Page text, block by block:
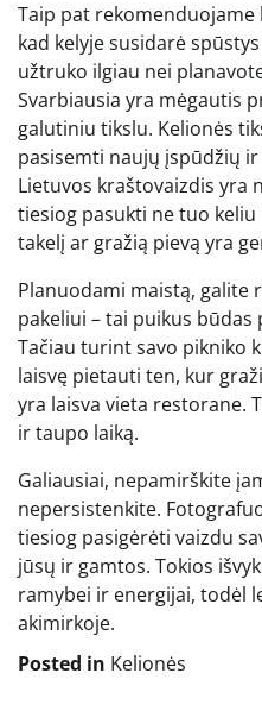
Taip pat rekomenduojame
kad kelyje susidarė
užtruko ilgiau nei
Svarbiausia yra mėgautis
galutiniu tikslu. Kelionės
pasisemti naujų įspūdžių
Lietuvos kraštovaizdis yra
tiesiog pasukti ne tuo
takelį ar gražią pievą yra
Planuodami maistą,
pakeliui – tai puikus
Tačiau turint savo pikniko
laisvę pietauti ten, kur
yra laisva vieta restorane.
ir taupo laiką.
Galiausiai, nepamirškite
nepersistenkite.
tiesiog pasigėrėti vaizdu
jūsų ir gamtos. Tokios
ramybei ir energijai, todėl
akimirkoje.
Posted in Kelionės